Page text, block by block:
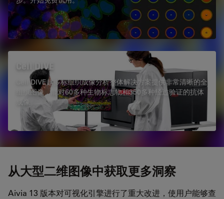
Cell DIVE
Cell DIVE超多标组织成像分析整体解决方案提供非常清晰的全
组织图像，能对60多种生物标志物和350多种经过验证的抗体
成像。
从大型二维图像中获取更多洞察
Aivia 13 版本对可视化引擎进行了重大改进，使用户能够查